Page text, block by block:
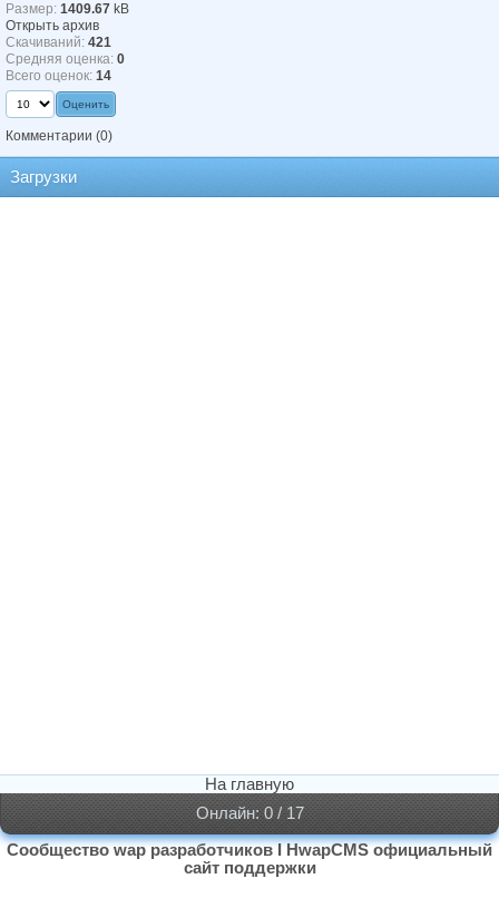
Размер: 1409.67 kB
Открыть архив
Скачиваний: 421
Средняя оценка: 0
Всего оценок: 14
Комментарии (0)
Загрузки
На главную
Онлайн: 0 / 17
Сообщество wap разработчиков I HwapCMS официальный
сайт поддержки